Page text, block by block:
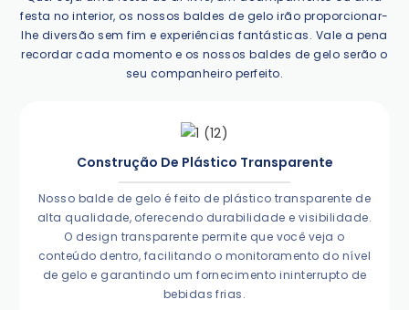
festa no interior, os nossos baldes de gelo irão proporcionar-
lhe diversão sem fim e experiências fantásticas. Vale a pena
recordar cada momento e os nossos baldes de gelo serão o
seu companheiro perfeito.
Construção De Plástico Transparente
Nosso balde de gelo é feito de plástico transparente de
alta qualidade, oferecendo durabilidade e visibilidade.
O design transparente permite que você veja o
conteúdo dentro, facilitando o monitoramento do nível
de gelo e garantindo um fornecimento ininterrupto de
bebidas frias.